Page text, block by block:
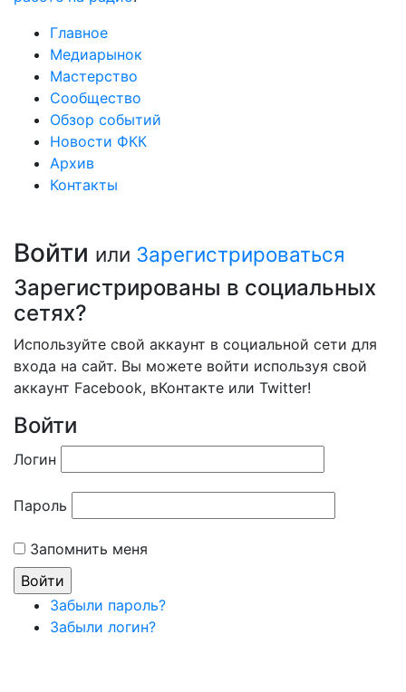
Главное
Медиарынок
Мастерство
Сообщество
Обзор событий
Новости ФКК
Архив
Контакты
Войти или Зарегистрироваться
Зарегистрированы в социальных
сетях?
Используйте свой аккаунт в социальной сети для
входа на сайт. Вы можете войти используя свой
аккаунт Facebook, вКонтакте или Twitter!
Войти
Логин
Пароль
Запомнить меня
Забыли пароль?
Забыли логин?